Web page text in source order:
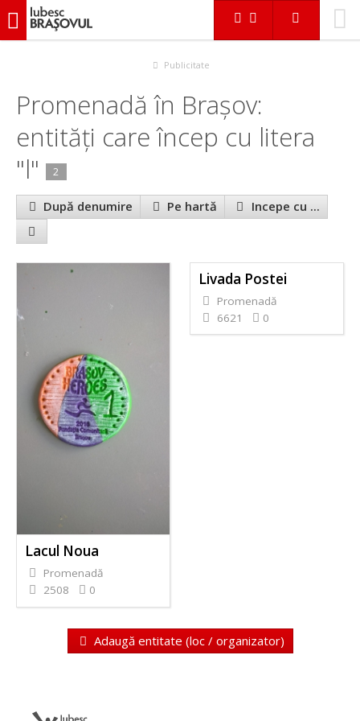
iubescbraşovul.ro
Publicitate
Promenadă în Brașov:
entităţi care încep cu litera
"l" 2
După denumire Pe hartă Incepe cu ...
Lacul Noua
Promenadă
2508
0
Livada Postei
Promenadă
6621
0
Adaugă entitate (loc / organizator)